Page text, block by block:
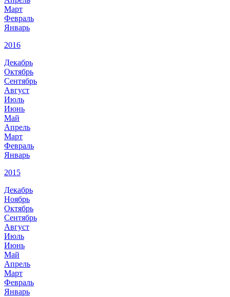
Март
Февраль
Январь
2016
Декабрь
Октябрь
Сентябрь
Август
Июль
Июнь
Май
Апрель
Март
Февраль
Январь
2015
Декабрь
Ноябрь
Октябрь
Сентябрь
Август
Июль
Июнь
Май
Апрель
Март
Февраль
Январь